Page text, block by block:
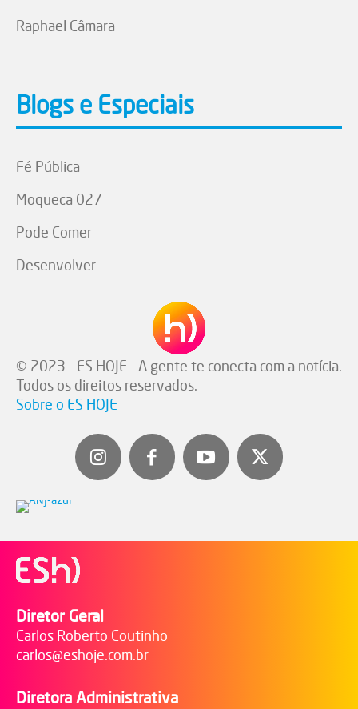
Raphael Câmara
Blogs e Especiais
Fé Pública
Moqueca 027
Pode Comer
Desenvolver
© 2023 - ES HOJE - A gente te conecta com a notícia.
Todos os direitos reservados.
Sobre o ES HOJE
Diretor Geral
Carlos Roberto Coutinho
carlos@eshoje.com.br
Diretora Administrativa